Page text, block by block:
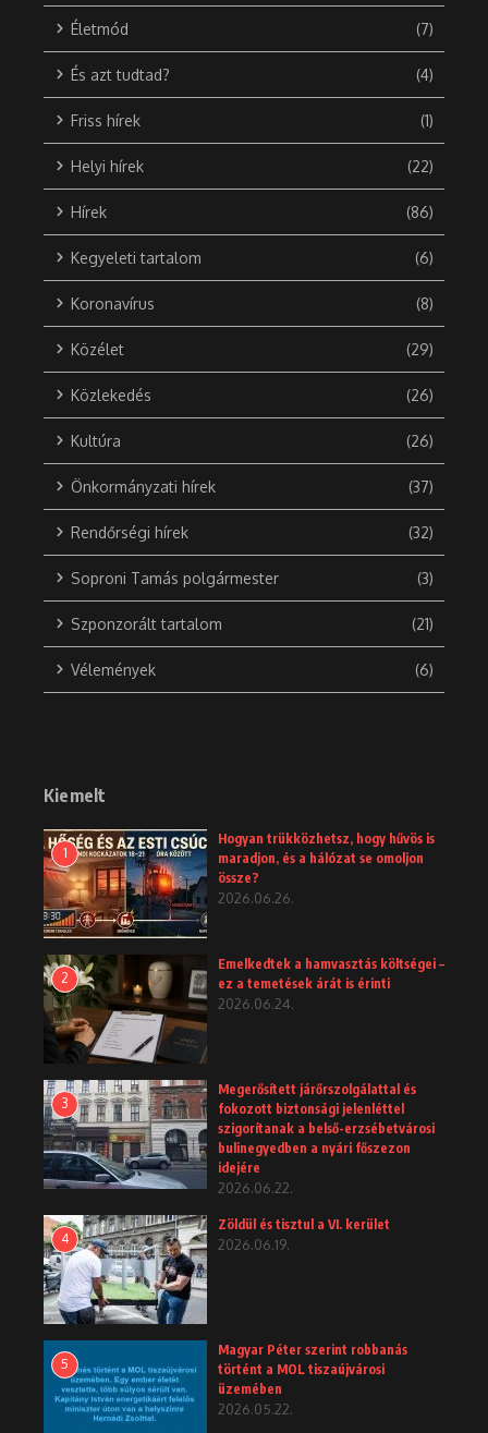
Életmód (7)
És azt tudtad? (4)
Friss hírek (1)
Helyi hírek (22)
Hírek (86)
Kegyeleti tartalom (6)
Koronavírus (8)
Közélet (29)
Közlekedés (26)
Kultúra (26)
Önkormányzati hírek (37)
Rendőrségi hírek (32)
Soproni Tamás polgármester (3)
Szponzorált tartalom (21)
Vélemények (6)
Kiemelt
1
Hogyan trükközhetsz, hogy hűvös is
maradjon, és a hálózat se omoljon
össze?
2026.06.26.
2
Emelkedtek a hamvasztás költségei –
ez a temetések árát is érinti
2026.06.24.
3
Megerősített járőrszolgálattal és
fokozott biztonsági jelenléttel
szigorítanak a belső-erzsébetvárosi
bulinegyedben a nyári főszezon
idejére
2026.06.22.
4
Zöldül és tisztul a VI. kerület
2026.06.19.
5
Magyar Péter szerint robbanás
történt a MOL tiszaújvárosi
üzemében
2026.05.22.